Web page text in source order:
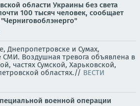
области Украины без света
100 тысяч человек, сообщает
Днепропетровске и Сумах,
Воздушная тревога объявлена в
частях Сумской, Харьковской,
областях.// ВЕСТИ
военной операции